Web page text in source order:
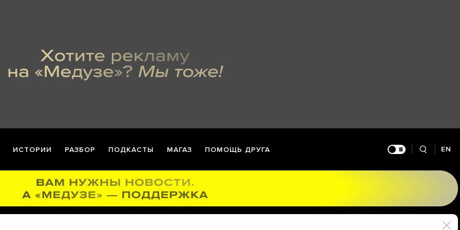
ИСТОРИИ РАЗБОР ПОДКАСТЫ МАГАЗ ПОМОЩЬ ДРУГА EN